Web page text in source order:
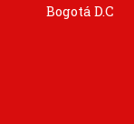
Bogotá D.C